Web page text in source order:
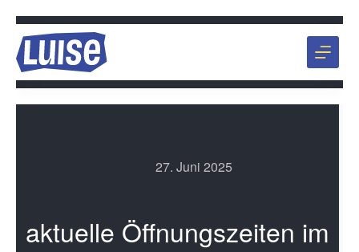
Zum
Inhalt
springen
27. Juni 2025
aktuelle Öffnungszeiten im